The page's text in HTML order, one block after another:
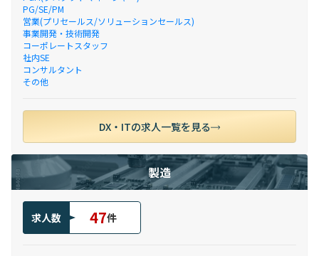
PG/SE/PM
営業(プリセールス/ソリューションセールス)
事業開発・技術開発
コーポレートスタッフ
社内SE
コンサルタント
その他
DX・ITの求人一覧を見る
製造
求人数 47件